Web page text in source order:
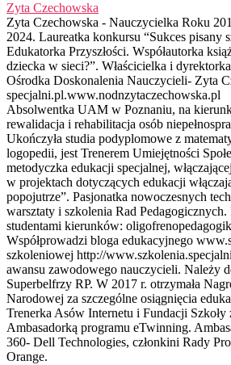
Zyta Czechowska
Zyta Czechowska - Nauczycielka Roku
2024. Laureatka konkursu “Sukces pisany
Edukatorka Przyszłości. Współautorka
dziecka w sieci?”. Właścicielka i
Ośrodka Doskonalenia Nauczycieli- Zyta
specjalni.pl.www.nodnzytaczechowska.pl
Absolwentka UAM w Poznaniu, na
rewalidacja i rehabilitacja osób
Ukończyła studia podyplomowe z
logopedii, jest Trenerem Umiejętności
metodyczka edukacji specjalnej,
w projektach dotyczących edukacji
popojutrze”. Pasjonatka nowoczesnych
warsztaty i szkolenia Rad
studentami kierunków:
Współprowadzi bloga edukacyjnego
szkoleniowej http://
awansu zawodowego nauczycieli. Należy
Superbelfrzy RP. W 2017 r. otrzymała
Narodowej za szczególne osiągnięcia
Trenerka Asów Internetu i Fundacji Szkoły
Ambasadorką programu eTwinning.
360- Dell Technologies, członkini Rady
Orange.